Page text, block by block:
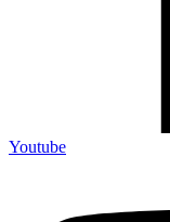
Youtube